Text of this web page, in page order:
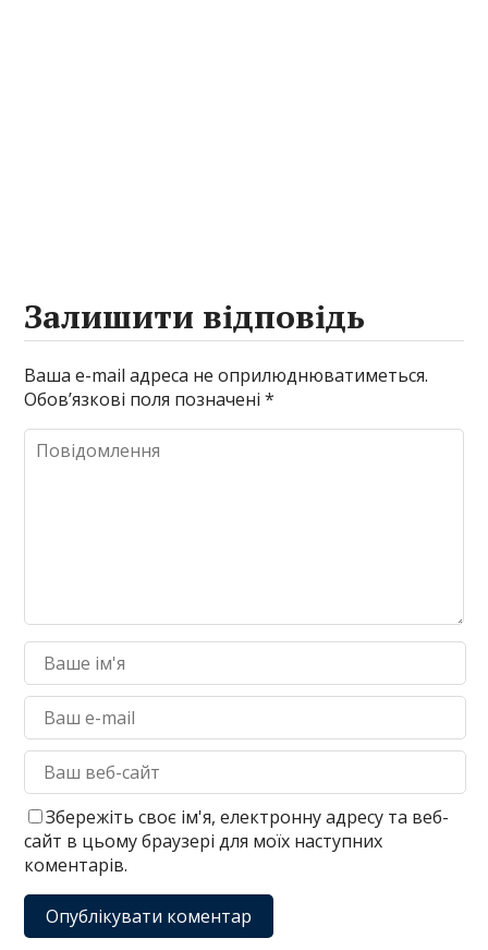
Залишити відповідь
Ваша e-mail адреса не оприлюднюватиметься.
Обов’язкові поля позначені*
Збережіть своє ім'я, електронну адресу та веб-
сайт в цьому браузері для моїх наступних
коментарів.